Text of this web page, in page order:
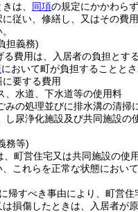
は、 同項の規定にかかわら
従い、修繕し、又はその費
担義務)
る費用は、入居者の負担とする
において町が負担することと
要する費用
、水道、下水道等の使用料
みの処理並びに排水溝の清掃
し尿浄化施設及び共同施設の
務等)
、町営住宅又は共同施設の使
これらを正常な状態におい
帰すべき事由により、町営住
損傷したときは、入居者が